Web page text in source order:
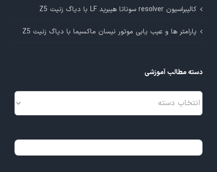
کالیبراسیون resolver سوناتا هیبرید LF با دیاگ زنیت Z5
پارامتر ها و عیب یابی موتور نیسان ماکسیما با دیاگ زنیت Z5
دسته مطالب آموزشی
دسته